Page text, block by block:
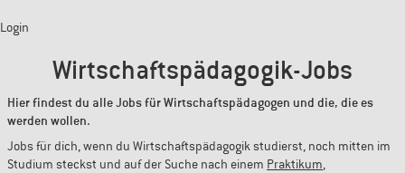
Login
Wirtschaftspädagogik-Jobs
Hier findest du alle Jobs für Wirtschaftspädagogen und die, die es
werden wollen.
Jobs für dich, wenn du Wirtschaftspädagogik studierst, noch mitten im
Studium steckst und auf der Suche nach einem Praktikum,